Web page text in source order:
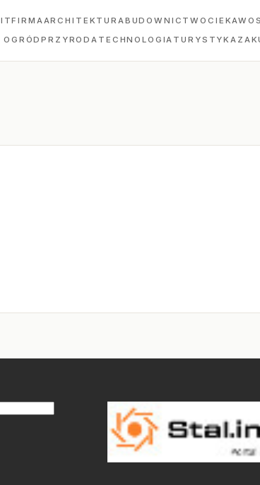
ITFIRMAARCHITEKTURABUDOWNICTWO
OGRÓDPRZYRODA TECHNOLOGIA TURYSTYKA